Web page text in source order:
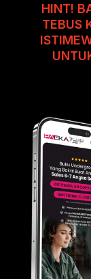
HINT!
TEBUS